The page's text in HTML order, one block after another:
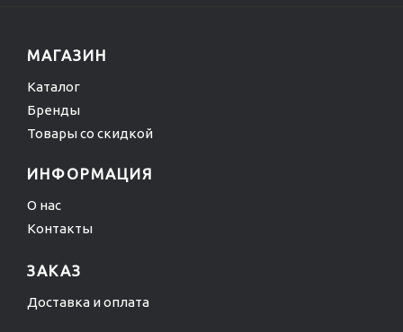
МАГАЗИН
Каталог
Бренды
Товары со скидкой
ИНФОРМАЦИЯ
О нас
Контакты
ЗАКАЗ
Доставка и оплата